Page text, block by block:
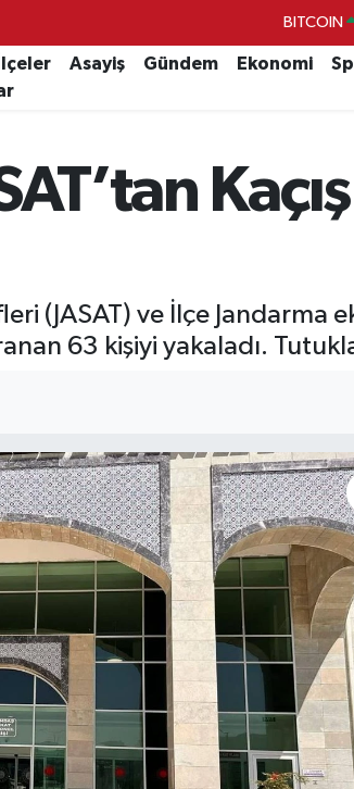
BITCOIN
DOLAR
GRAM ALTIN
İlçeler Asayiş Gündem Ekonomi
(JASAT) ve İlçe
63 kişiyi yakaladı.